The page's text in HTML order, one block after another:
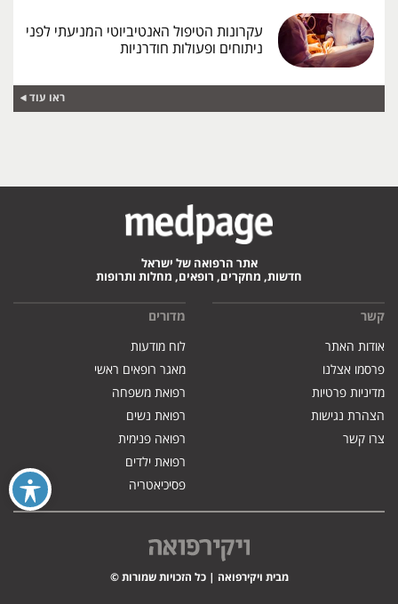
עקרונות הטיפול האנטיביוטי המניעתי לפני
ניתוחים ופעולות חודרניות
ראו עוד
אתר הרפואה של ישראל
חדשות, מחקרים, רופאים, מחלות ותרופות
קשר
אודות האתר
פרסמו אצלנו
מדיניות פרטיות
הצהרת נגישות
צרו קשר
מדורים
לוח מודעות
מאגר רופאים ראשי
רפואת משפחה
רפואת נשים
רפואה פנימית
רפואת ילדים
פסיכיאטריה
מבית ויקירפואה | כל הזכויות שמורות ©